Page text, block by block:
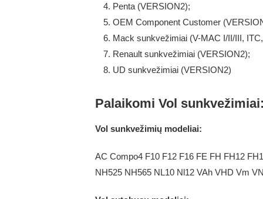
Penta (VERSION2);
OEM Component Customer
Mack sunkvežimiai (V-MAC I/II/III,
Renault sunkvežimiai (VERSION2);
UD sunkvežimiai (VERSION2)
Palaikomi Vol
Vol sunkvežimių modeliai:
AC Compo4 F10 F12 F16 FE FH FH12
NH525 NH565 NL10 Nl12 VAh VHD Vm